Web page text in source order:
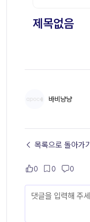
바비냥냥
← 목록으로 돌아가
0 0 0